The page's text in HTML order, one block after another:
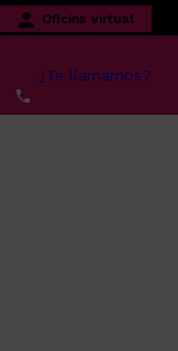
Oficina virtual
¿Te llamamos?